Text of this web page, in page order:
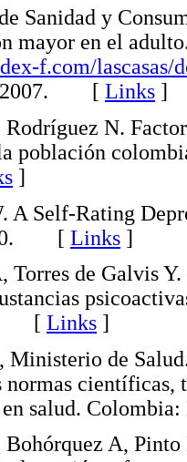
Sanidad y
mayor en el
f.com/lascasas/
2007. [ Links ]
Rodríguez N.
población
]
A Self-Rating
70. [ Links ]
Torres de Galvis
[ Links ]
Ministerio de
normas
en salud.
Bohórquez A,